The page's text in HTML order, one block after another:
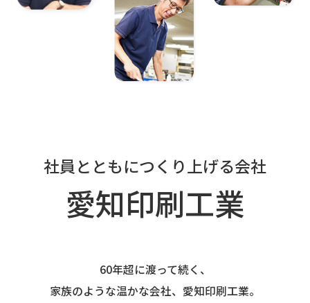
社員とともにつくり上げる会社
愛知印刷工業
60年超に渡って続く、
家族のような温かな会社、愛知印刷工業。